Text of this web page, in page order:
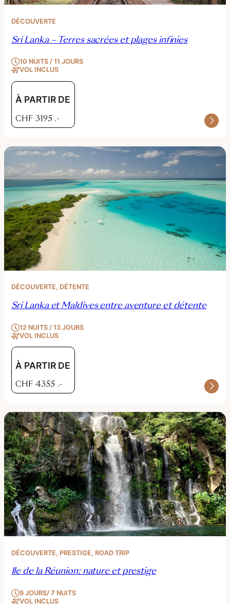
DÉCOUVERTE
Sri Lanka – Terres sacrées et plages infinies
10 NUITS / 11 JOURS
VOL INCLUS
À PARTIR DE
CHF 3195 .-
DÉCOUVERTE, DÉTENTE
Sri Lanka et Maldives entre aventure et détente
12 NUITS / 13 JOURS
VOL INCLUS
À PARTIR DE
CHF 4355 .-
DÉCOUVERTE, PRESTIGE, ROAD TRIP
Ile de la Réunion: nature et prestige
9 JOURS/ 7 NUITS
VOL INCLUS